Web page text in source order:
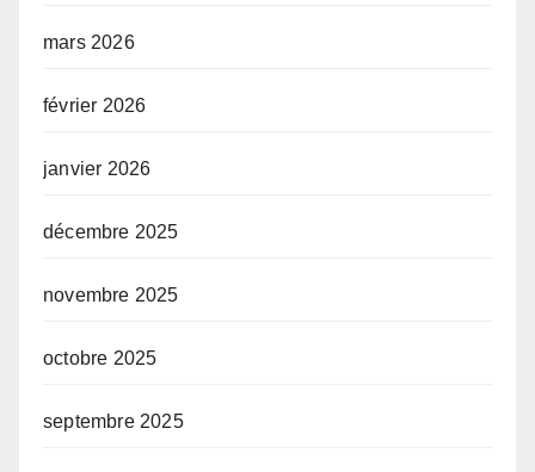
mars 2026
février 2026
janvier 2026
décembre 2025
novembre 2025
octobre 2025
septembre 2025